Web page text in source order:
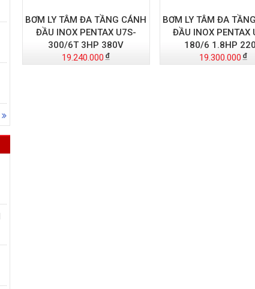
BƠM LY TÂM ĐA TẦNG CÁNH
ĐẦU INOX PENTAX U7S-
300/6T 3HP 380V
19.240.000
BƠM LY TÂM ĐA
ĐẦU INOX PENTAX
180/6 1.8HP
19.300.000